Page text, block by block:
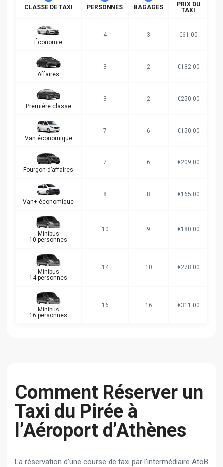
CLASSE DE TAXI PERSONNES BAGAGES
PRIX DU
TAXI
Économie
4 3 €61.00
Affaires
3 2 €132.00
Première classe
3 2 €250.00
Van économique
7 6 €150.00
Fourgon d’affaires
7 6 €209.00
Van+ économique
8 8 €165.00
Minibus
10 personnes
10 9 €180.00
Minibus
14 personnes
14 10 €278.00
Minibus
16 personnes
16 16 €311.00
Comment Réserver un
Taxi du Pirée à
l’Aéroport d’Athènes
La réservation d’une course de taxi par l’intermédiaire AtoB